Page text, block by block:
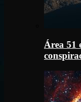
Área 51